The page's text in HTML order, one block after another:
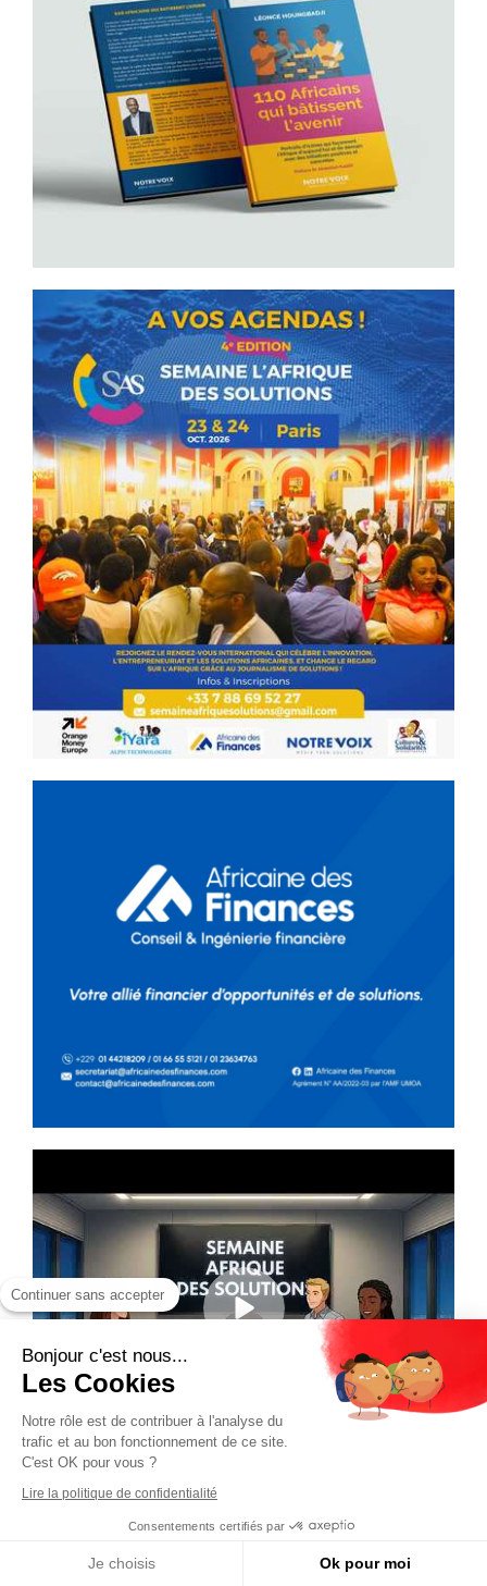
Continuer sans accepter
Bonjour c'est nous...
Les Cookies
Notre rôle est de contribuer à l'analyse du
trafic et au bon fonctionnement de ce site.
C'est OK pour vous ?
Lire la politique de confidentialité
Consentements certifiés par
Je choisis Ok pour moi